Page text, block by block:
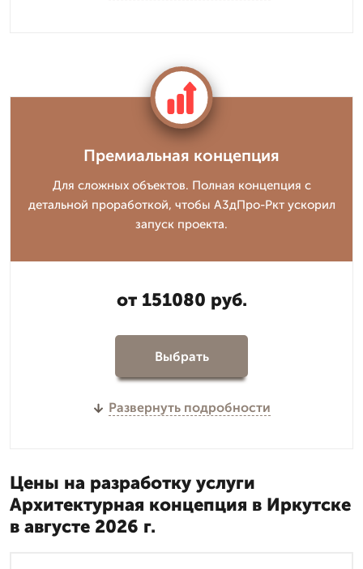
Премиальная концепция
Для сложных объектов. Полная концепция с
детальной проработкой, чтобы А3дПро-Ркт ускорил
запуск проекта.
от 151080 руб.
Выбрать
Развернуть подробности
Цены на разработку услуги
Архитектурная концепция в Иркутске
в августе 2026 г.